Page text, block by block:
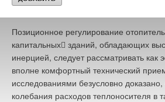
присоединением к тепловой сети.
Позиционное регулирование
капитальных зданий, обладающих
инерцией, следует рассматривать как
вполне комфортный технический
исследованиями безусловно
колебания расходов теплоносителя в